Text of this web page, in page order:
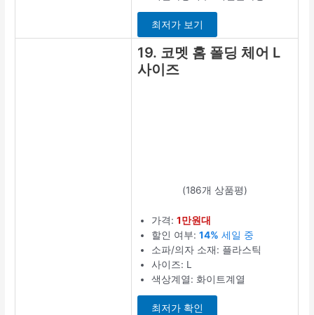
최저가 보기
19. 코멧 홈 폴딩 체어 L
사이즈
(186개 상품평)
가격:1만원대
할인 여부:14% 세일 중
소파/의자 소재: 플라스틱
사이즈: L
색상계열: 화이트계열
최저가 확인